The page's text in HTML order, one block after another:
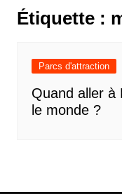
Étiquette :
Parcs d'attraction
Quand aller à
le monde ?